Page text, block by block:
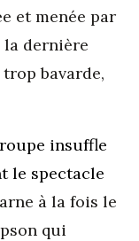
et menée par
la dernière
bavarde,
insuffle
le spectacle
à la fois le
qui